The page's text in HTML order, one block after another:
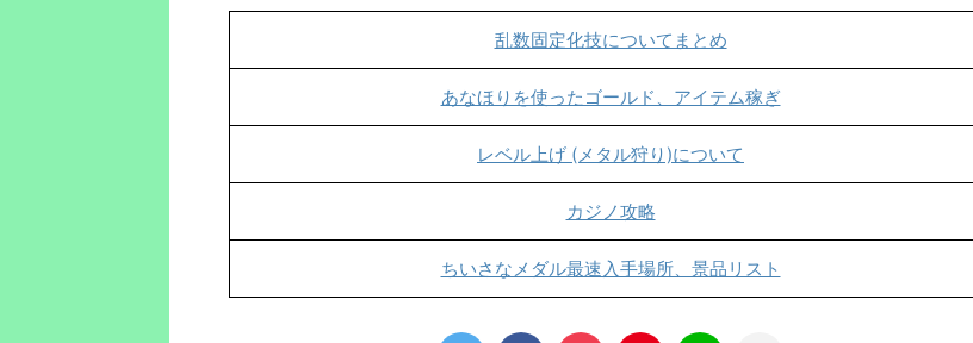
乱数固定化技についてまとめ
あなほりを使ったゴールド、アイテム稼ぎ
レベル上げ (メタル狩り)について
カジノ攻略
ちいさなメダル最速入手場所、景品リスト